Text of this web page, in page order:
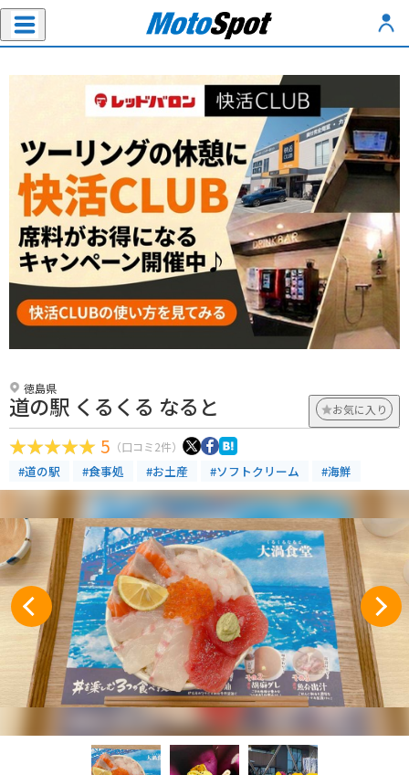
徳島県
道の駅 くるくる なると お気に入り
5 （口コミ2件）
#道の駅 #食事処 #お土産 #ソフトクリーム #海鮮